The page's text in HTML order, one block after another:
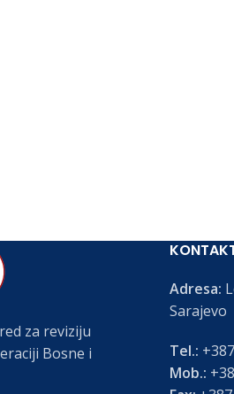
za reviziju
Bosne i
Adresa:
Sarajevo
Tel.:
Mob.: